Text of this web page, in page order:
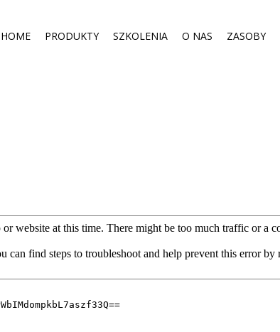
HOME PRODUKTY
Kamizelki chłodzące
Indywidualne Zestawy Ochrony
Chemicznej i Biologicznej
SZKOLENIA O NAS ZASOBY